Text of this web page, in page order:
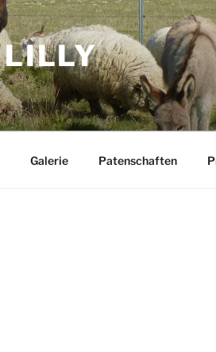
LILLY
Galerie Patenschaften